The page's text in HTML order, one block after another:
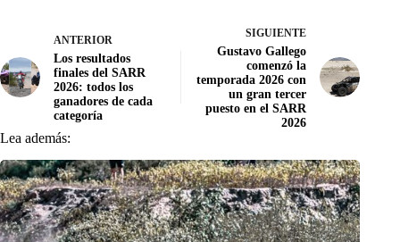
ANTERIOR
Los resultados
finales del SARR
2026: todos los
ganadores de cada
categoría
SIGUIENTE
Gustavo Gallego
comenzó la
temporada 2026 con
un gran tercer
puesto en el SARR
2026
Lea además: